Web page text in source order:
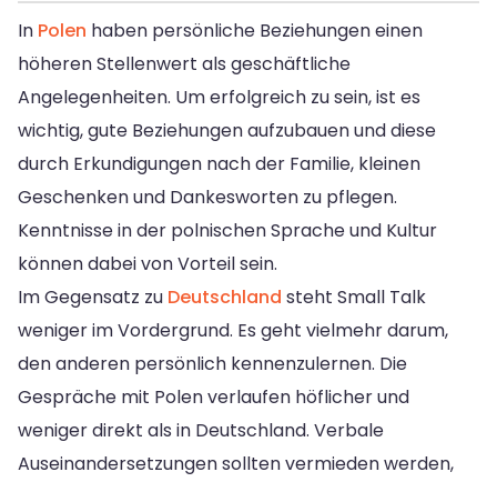
In Polen haben persönliche Beziehungen einen
höheren Stellenwert als geschäftliche
Angelegenheiten. Um erfolgreich zu sein, ist es
wichtig, gute Beziehungen aufzubauen und diese
durch Erkundigungen nach der Familie, kleinen
Geschenken und Dankesworten zu pflegen.
Kenntnisse in der polnischen Sprache und Kultur
können dabei von Vorteil sein.
Im Gegensatz zu Deutschland steht Small Talk
weniger im Vordergrund. Es geht vielmehr darum,
den anderen persönlich kennenzulernen. Die
Gespräche mit Polen verlaufen höflicher und
weniger direkt als in Deutschland. Verbale
Auseinandersetzungen sollten vermieden werden,